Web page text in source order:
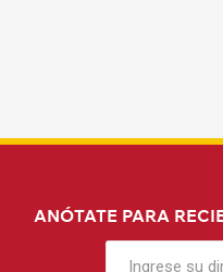
ANÓTATE PARA